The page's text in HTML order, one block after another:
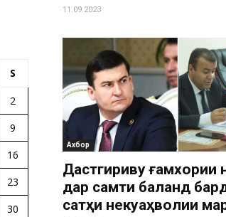
11.09.2023
Ахбор
Дастгириву ғамхории
дар самти баланд
сатҳи некуаҳволии
S
2
9
16
23
30